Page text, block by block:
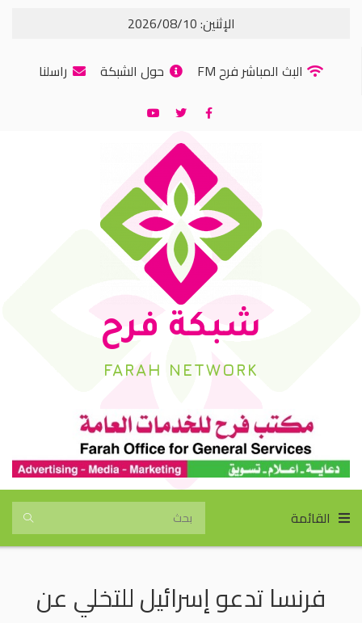
الإثنين: 2026/08/10
البث المباشر فرح FM
حول الشبكة راسلنا
شبكة فرح
FARAH NETWORK
القائمة
فرنسا تدعو إسرائيل للتخلي عن